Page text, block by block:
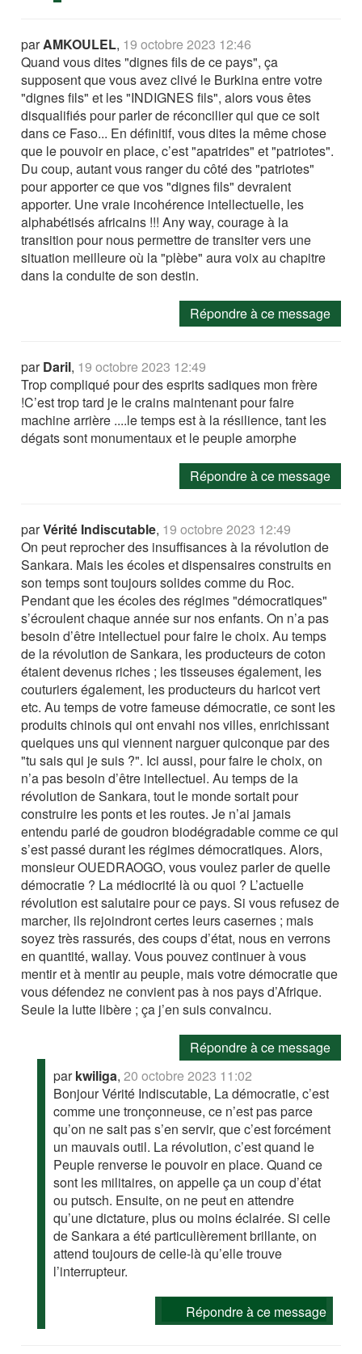
parAMKOULEL, 19 octobre 2023 12:46
Quand vous dites "dignes fils de ce pays", ça
supposent que vous avez clivé le Burkina entre votre
"dignes fils" et les "INDIGNES fils", alors vous êtes
disqualifiés pour parler de réconcilier qui que ce soit
dans ce Faso... En définitif, vous dites la même chose
que le pouvoir en place, c’est "apatrides" et "patriotes".
Du coup, autant vous ranger du côté des "patriotes"
pour apporter ce que vos "dignes fils" devraient
apporter. Une vraie incohérence intellectuelle, les
alphabétisés africains !!! Any way, courage à la
transition pour nous permettre de transiter vers une
situation meilleure où la "plèbe" aura voix au chapitre
dans la conduite de son destin.
Répondre à ce message
parDaril, 19 octobre 2023 12:49
Trop compliqué pour des esprits sadiques mon frère
!C’est trop tard je le crains maintenant pour faire
machine arrière ....le temps est à la résilience, tant les
dégats sont monumentaux et le peuple amorphe
Répondre à ce message
parVérité Indiscutable, 19 octobre 2023 12:49
On peut reprocher des insuffisances à la révolution de
Sankara. Mais les écoles et dispensaires construits en
son temps sont toujours solides comme du Roc.
Pendant que les écoles des régimes "démocratiques"
s’écroulent chaque année sur nos enfants. On n’a pas
besoin d’être intellectuel pour faire le choix. Au temps
de la révolution de Sankara, les producteurs de coton
étaient devenus riches ; les tisseuses également, les
couturiers également, les producteurs du haricot vert
etc. Au temps de votre fameuse démocratie, ce sont les
produits chinois qui ont envahi nos villes, enrichissant
quelques uns qui viennent narguer quiconque par des
"tu sais qui je suis ?". Ici aussi, pour faire le choix, on
n’a pas besoin d’être intellectuel. Au temps de la
révolution de Sankara, tout le monde sortait pour
construire les ponts et les routes. Je n’ai jamais
entendu parlé de goudron biodégradable comme ce qui
s’est passé durant les régimes démocratiques. Alors,
monsieur OUEDRAOGO, vous voulez parler de quelle
démocratie ? La médiocrité là ou quoi ? L’actuelle
révolution est salutaire pour ce pays. Si vous refusez de
marcher, ils rejoindront certes leurs casernes ; mais
soyez très rassurés, des coups d’état, nous en verrons
en quantité, wallay. Vous pouvez continuer à vous
mentir et à mentir au peuple, mais votre démocratie que
vous défendez ne convient pas à nos pays d’Afrique.
Seule la lutte libère ; ça j’en suis convaincu.
Répondre à ce message
parkwiliga,20 octobre 2023 11:02
Bonjour Vérité Indiscutable, La démocratie, c’est
comme une tronçonneuse, ce n’est pas parce
qu’on ne sait pas s’en servir, que c’est forcément
un mauvais outil. La révolution, c’est quand le
Peuple renverse le pouvoir en place. Quand ce
sont les militaires, on appelle ça un coup d’état
ou putsch. Ensuite, on ne peut en attendre
qu’une dictature, plus ou moins éclairée. Si celle
de Sankara a été particulièrement brillante, on
attend toujours de celle-là qu’elle trouve
l’interrupteur.
Répondre à ce message